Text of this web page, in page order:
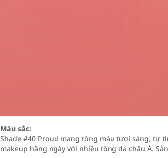
Màu sắc:
Shade #40 Proud mang tông màu tươi sáng, tự
makeup hằng ngày với nhiều tông da châu Á.